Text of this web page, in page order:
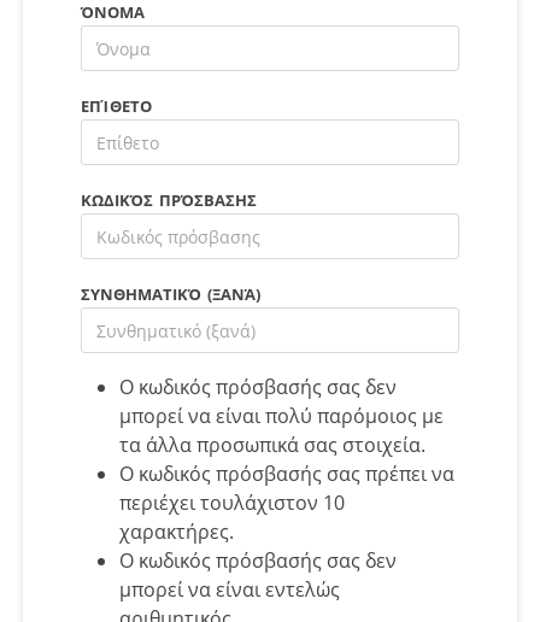
ΌΝΟΜΑ
ΕΠΊΘΕΤΟ
ΚΩΔΙΚΌΣ ΠΡΌΣΒΑΣΗΣ
ΣΥΝΘΗΜΑΤΙΚΌ (ΞΑΝΆ)
Ο κωδικός πρόσβασής σας δεν
μπορεί να είναι πολύ παρόμοιος με
τα άλλα προσωπικά σας στοιχεία.
Ο κωδικός πρόσβασής σας πρέπει να
περιέχει τουλάχιστον 10
χαρακτήρες.
Ο κωδικός πρόσβασής σας δεν
μπορεί να είναι εντελώς